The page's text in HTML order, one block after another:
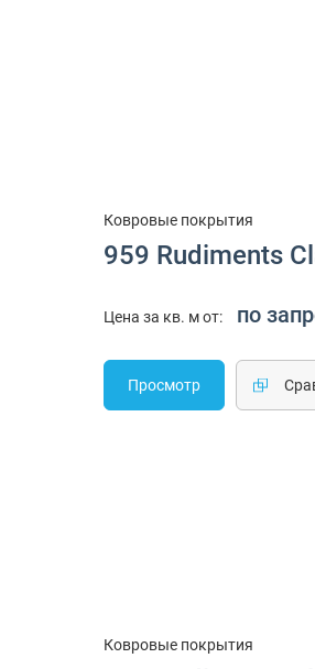
Ковровые покрытия
959 Rudiments
Цена за кв. м от: по
Просмотр
Ковровые покрытия